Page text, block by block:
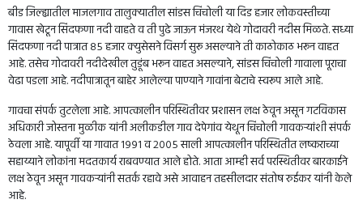
बीड जिल्ह्यातील माजलगाव तालुक्यातील सांडस चिंचोली या दिड हजार लोकवस्तीच्या
गावास खेटून सिंदफणा नदी वाहते व ती पुढे जाऊन मंजरथ येथे गोदावरी नदीस मिळते. सध्या
सिंदफणा नदी पात्रात ८५ हजार क्युसेसने विसर्ग सुरू असल्याने ती काठोकाठ भरून वाहत
आहे. तसेच गोदावरी नदीदेखील तुडूंब भरून वाहत असल्याने, सांडस चिंचोली गावाला पूराचा
वेढा पडला आहे. नदीपात्रातून बाहेर आलेल्या पाण्याने गावांना बेटाचे स्वरूप आले आहे.
गावचा संपर्क तुटलेला आहे. आपत्कालीन परिस्थितीवर प्रशासन लक्ष ठेवून असून गटविकास
अधिकारी जोस्तना मुळीक यांनी अलीकडील गाव देपेगांव येथून चिंचोली गावकऱ्यांशी संपर्क
ठेवला आहे. यापूर्वी या गावात १९९१ व २००५ साली आपत्कालीन परिस्थितीत लष्कराच्या
सहाय्याने लोकांना मदतकार्य राबवण्यात आले होते. आता आम्ही सर्व परस्थितीवर बारकाईने
लक्ष ठेवून असून गावकऱ्यांनी सतर्क रहावे असे आवाहन तहसीलदार संतोष रुईकर यांनी केले
आहे.